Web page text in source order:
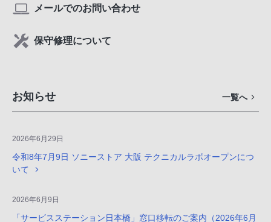
メールでのお問い合わせ
保守修理について
お知らせ 一覧へ
2026年6月29日
令和8年7月9日 ソニーストア 大阪 テクニカルラボオープンにつ
いて
2026年6月9日
「サービスステーション日本橋」窓口移転のご案内（2026年6月